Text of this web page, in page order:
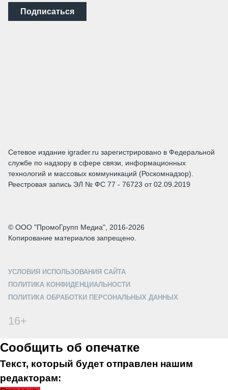
Подписаться
Сетевое издание igrader.ru зарегистрировано в Федеральной
службе по надзору в сфере связи, информационных
технологий и массовых коммуникаций (Роскомнадзор).
Реестровая запись ЭЛ № ФС 77 - 76723 от 02.09.2019
© ООО "ПромоГрупп Медиа", 2016-2026
Копирование материалов запрещено.
УСЛОВИЯ ИСПОЛЬЗОВАНИЯ САЙТА
ПОЛИТИКА КОНФИДЕНЦИАЛЬНОСТИ
ПОЛИТИКА ОБРАБОТКИ ПЕРСОНАЛЬНЫХ ДАННЫХ
16+
Сообщить об опечатке
Текст, который будет отправлен нашим
редакторам: